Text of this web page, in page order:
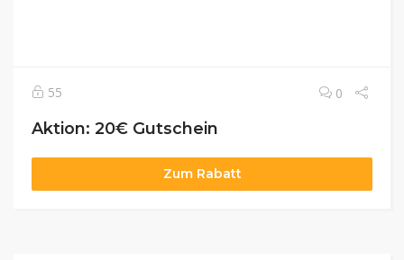
55 0
Aktion: 20€ Gutschein
Zum Rabatt